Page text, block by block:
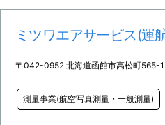
ミツワエアサービス(運
〒042-0952 北海道函館市高松町565-1
測量事業(航空写真測量・一般測量)